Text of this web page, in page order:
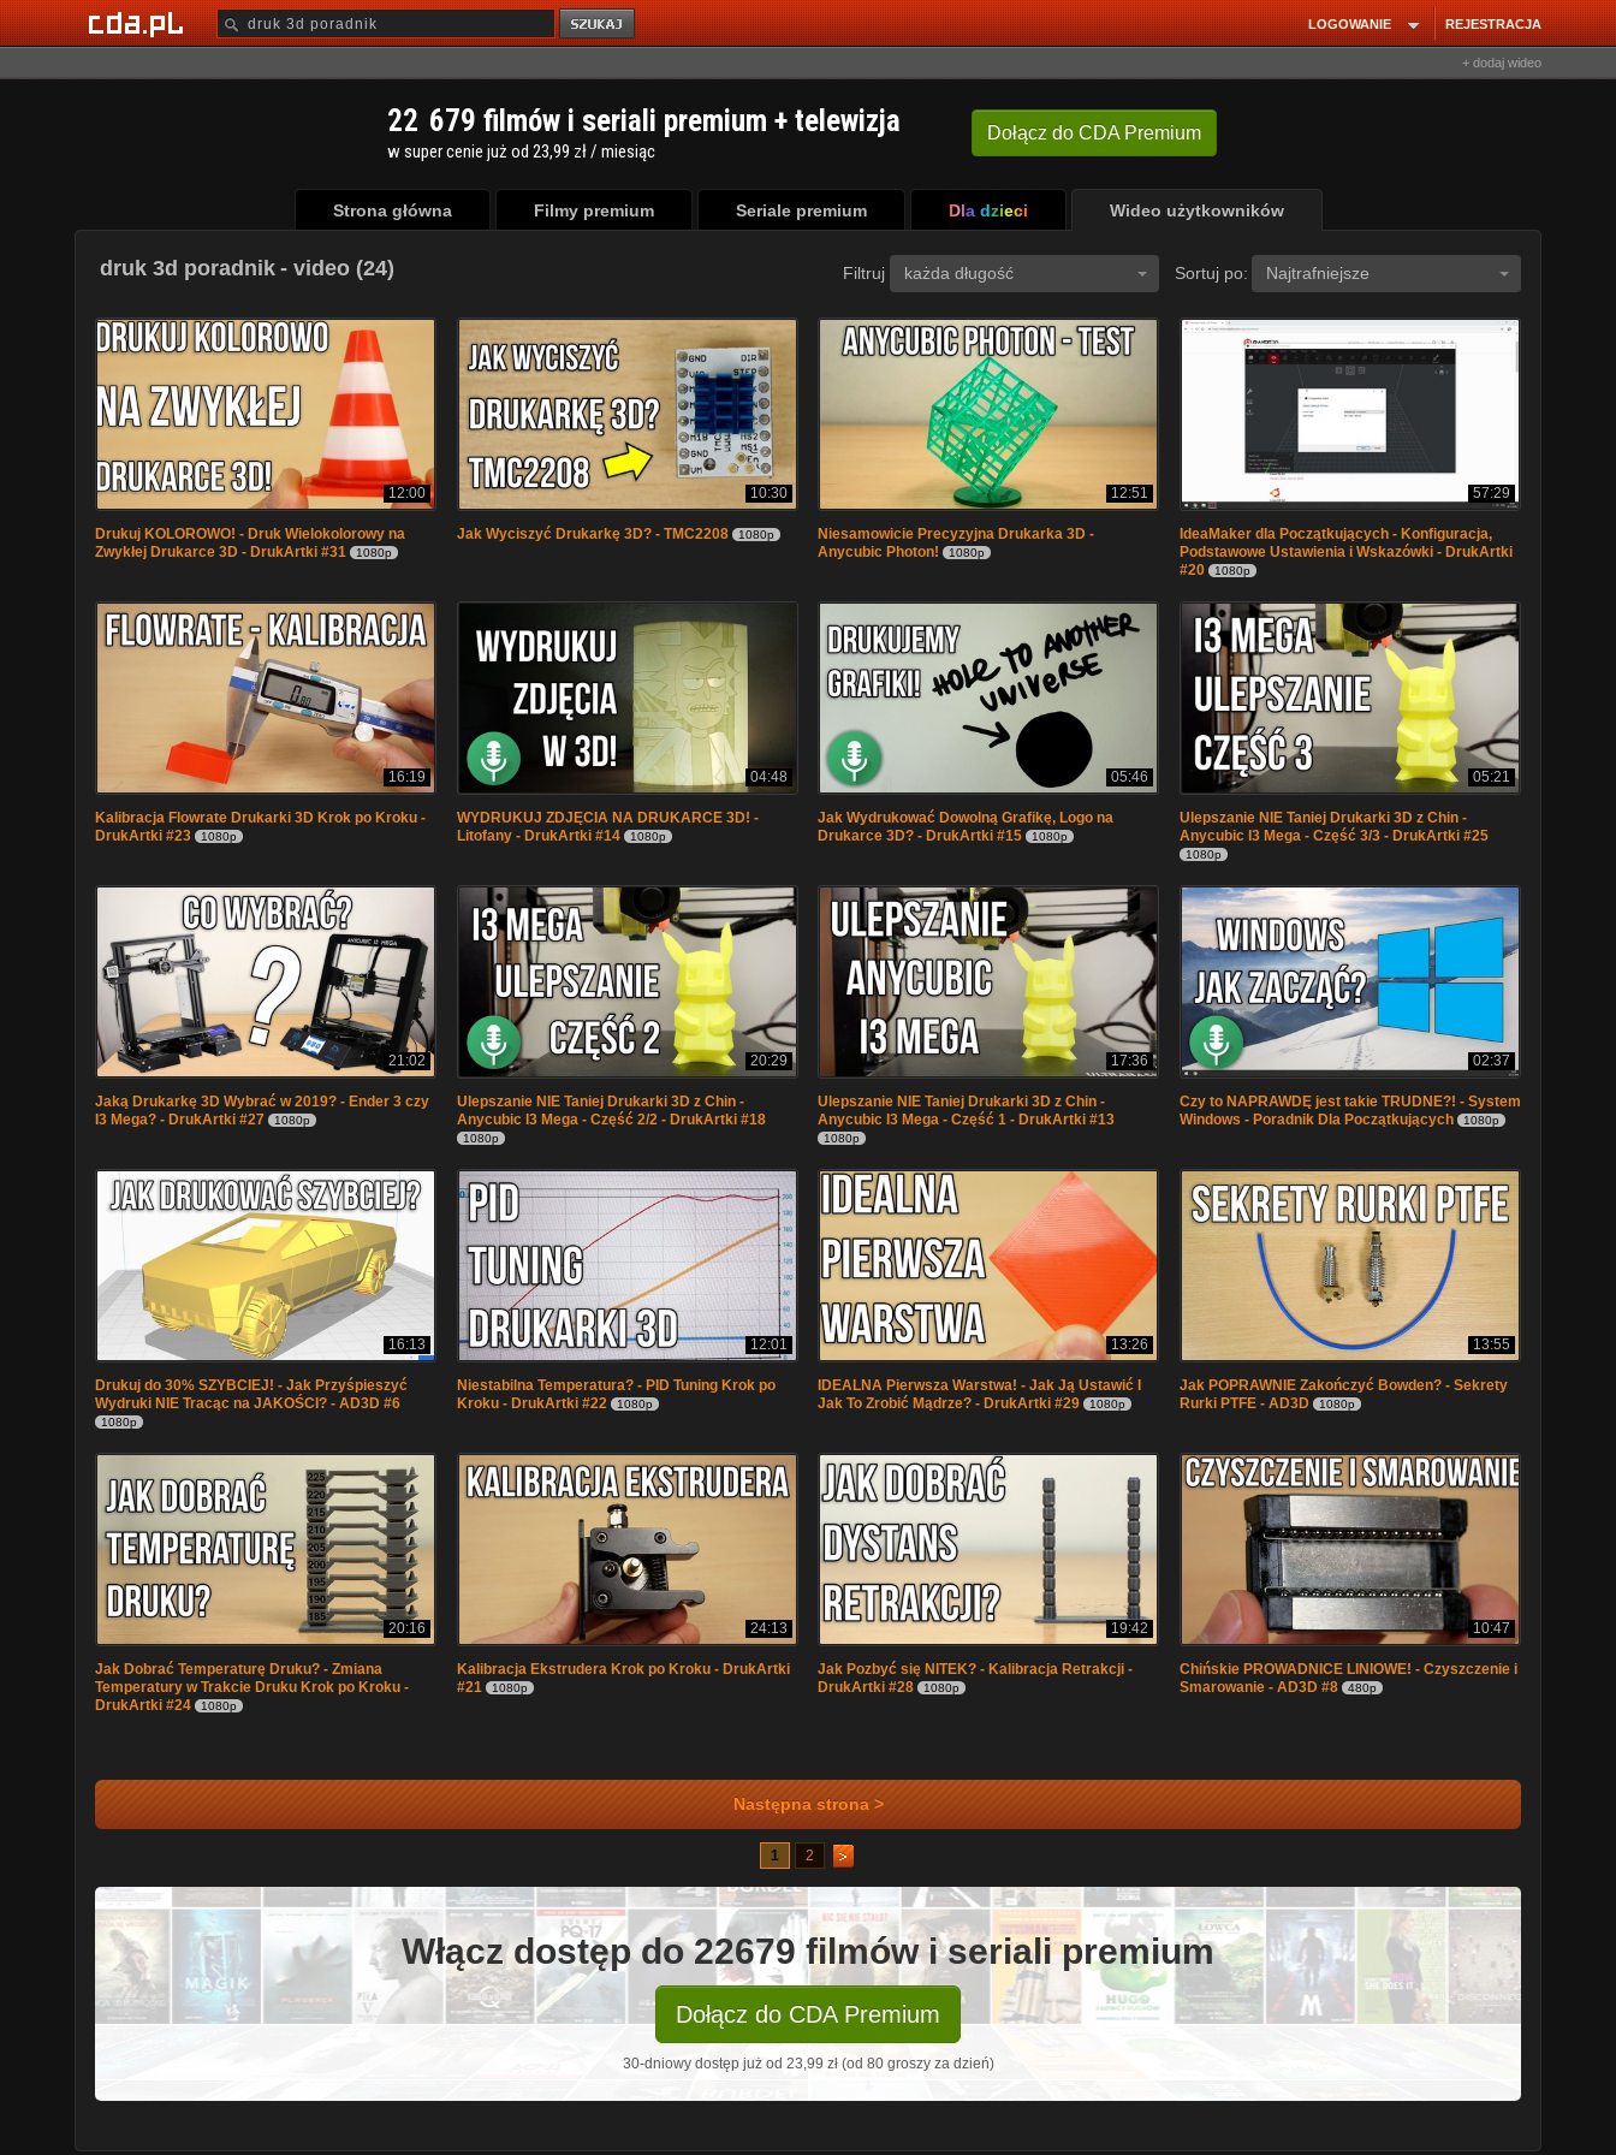
REJESTRACJA
LOGOWANIE
+ dodaj wideo
Dołącz do CDA Premium
22 679 filmów i seriali premium + telewizja
w super cenie już od 23,99 zł / miesiąc
Strona główna Filmy premium Seriale premium Dla dzieci Wideo użytkowników
druk 3d poradnik - video (24) Filtruj każda długość Sortuj po: Najtrafniejsze
12:00
Drukuj KOLOROWO! - Druk Wielokolorowy na
Zwykłej Drukarce 3D - DrukArtki #31
1080p
10:30
Jak Wyciszyć Drukarkę 3D? - TMC2208 1080p
12:51
Niesamowicie Precyzyjna Drukarka 3D -
Anycubic Photon!
1080p
57:29
IdeaMaker dla Początkujących - Konfiguracja,
Podstawowe Ustawienia i Wskazówki - DrukArtki
#20
1080p
16:19
Kalibracja Flowrate Drukarki 3D Krok po Kroku -
DrukArtki #23
1080p
04:48
WYDRUKUJ ZDJĘCIA NA DRUKARCE 3D! -
Litofany - DrukArtki #14
1080p
05:46
Jak Wydrukować Dowolną Grafikę, Logo na
Drukarce 3D? - DrukArtki #15
1080p
05:21
Ulepszanie NIE Taniej Drukarki 3D z Chin -
Anycubic I3 Mega - Część 3/3 - DrukArtki #25
1080p
21:02
Jaką Drukarkę 3D Wybrać w 2019? - Ender 3 czy
I3 Mega? - DrukArtki #27
1080p
20:29
Ulepszanie NIE Taniej Drukarki 3D z Chin -
Anycubic I3 Mega - Część 2/2 - DrukArtki #18
1080p
17:36
Ulepszanie NIE Taniej Drukarki 3D z Chin -
Anycubic I3 Mega - Część 1 - DrukArtki #13
1080p
02:37
Czy to NAPRAWDĘ jest takie TRUDNE?! - System
Windows - Poradnik Dla Początkujących
1080p
16:13
Drukuj do 30% SZYBCIEJ! - Jak Przyśpieszyć
Wydruki NIE Tracąc na JAKOŚCI? - AD3D #6
1080p
12:01
Niestabilna Temperatura? - PID Tuning Krok po
Kroku - DrukArtki #22
1080p
13:26
IDEALNA Pierwsza Warstwa! - Jak Ją Ustawić I
Jak To Zrobić Mądrze? - DrukArtki #29
1080p
13:55
Jak POPRAWNIE Zakończyć Bowden? - Sekrety
Rurki PTFE - AD3D
1080p
20:16
Jak Dobrać Temperaturę Druku? - Zmiana
Temperatury w Trakcie Druku Krok po Kroku -
DrukArtki #24
1080p
24:13
Kalibracja Ekstrudera Krok po Kroku - DrukArtki
#21
1080p
19:42
Jak Pozbyć się NITEK? - Kalibracja Retrakcji -
DrukArtki #28
1080p
10:47
Chińskie PROWADNICE LINIOWE! - Czyszczenie i
Smarowanie - AD3D #8
480p
Następna strona >
1 2
Włącz dostęp do 22679 filmów i seriali premium
Dołącz do CDA Premium
30-dniowy dostęp już od 23,99 zł (od 80 groszy za dzień)